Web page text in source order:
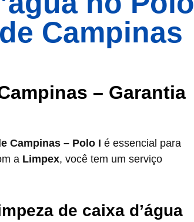
Campinas
– Garantia
Campinas – Polo I é essencial para
a Limpex, você tem um serviço
de caixa d’água